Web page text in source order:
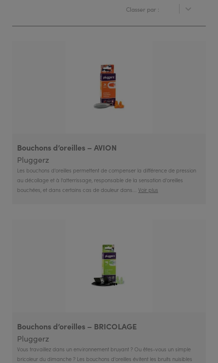
Réinitialiser
Supprimer les filtres
avion
bricolage
chasse/tir
eau
Classer par : Classer par :
Classer par :
Bouchons d’oreilles – AVION
Pluggerz
Les bouchons d'oreilles permettent de compenser la différence de pression
au décollage et à l'atterrissage, responsable de la sensation d'oreilles
bouchées, et dans certains cas de douleur dans... Voir plus
Bouchons d’oreilles – BRICOLAGE
Pluggerz
Vous travaillez dans un environnement bruyant ? Ou êtes-vous un simple
bricoleur du dimanche ? Les bouchons d'oreilles évitent les bruits nuisibles